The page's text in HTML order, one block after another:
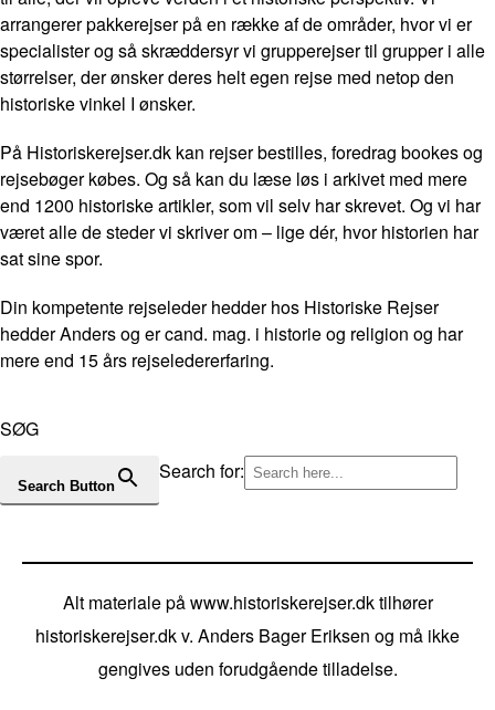
arrangerer pakkerejser på en række af de områder, hvor vi er
specialister og så skræddersyr vi grupperejser til grupper i alle
størrelser, der ønsker deres helt egen rejse med netop den
historiske vinkel I ønsker.
På Historiskerejser.dk kan rejser bestilles, foredrag bookes og
rejsebøger købes. Og så kan du læse løs i arkivet med mere
end 1200 historiske artikler, som vil selv har skrevet. Og vi har
været alle de steder vi skriver om – lige dér, hvor historien har
sat sine spor.
Din kompetente rejseleder hedder hos Historiske Rejser
hedder Anders og er cand. mag. i historie og religion og har
mere end 15 års rejseledererfaring.
SØG
Search for:
Search Button
Alt materiale på www.historiskerejser.dk tilhører
historiskerejser.dk v. Anders Bager Eriksen og må ikke
gengives uden forudgående tilladelse.